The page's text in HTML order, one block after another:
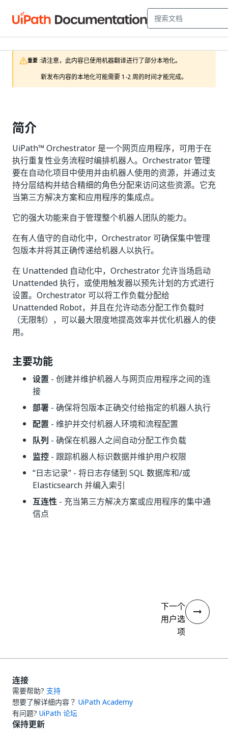
重要 :请注意，此内容已使用机器翻译进行了部分本地化。
新发布内容的本地化可能需要 1-2 周的时间才能完成。
简介
UiPath™ Orchestrator 是一个网页应用程序，可用于在
执行重复性业务流程时编排机器人。Orchestrator 管理
要在自动化项目中使用并由机器人使用的资源，并通过支
持分层结构并结合精细的角色分配来访问这些资源。它充
当第三方解决方案和应用程序的集成点。
它的强大功能来自于管理整个机器人团队的能力。
在有人值守的自动化中，Orchestrator 可确保集中管理
包版本并将其正确传递给机器人以执行。
在 Unattended 自动化中，Orchestrator 允许当场启动
Unattended 执行，或使用触发器以预先计划的方式进行
设置。Orchestrator 可以将工作负载分配给
Unattended Robot，并且在允许动态分配工作负载时
（无限制），可以最大限度地提高效率并优化机器人的使
用。
主要功能
设置 - 创建并维护机器人与网页应用程序之间的连
接
部署 - 确保将包版本正确交付给指定的机器人执行
配置 - 维护并交付机器人环境和流程配置
队列 - 确保在机器人之间自动分配工作负载
监控 - 跟踪机器人标识数据并维护用户权限
“日志记录” - 将日志存储到 SQL 数据库和/或
Elasticsearch 并编入索引
互连性 - 充当第三方解决方案或应用程序的集中通
信点
下一个
用户选
项
连接
需要帮助? 支持
想要了解详细内容？ UiPath Academy
有问题? UiPath 论坛
保持更新